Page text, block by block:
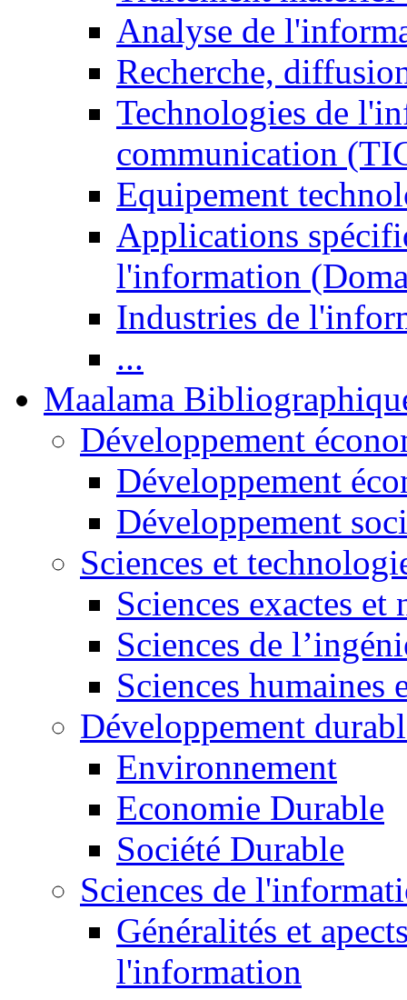
Analyse de
Recherche,
Technologies de
communication
Equipement
Applications
l'information
Industries de
...
Maalama
Développement
Développement
Développement
Sciences et
Sciences exactes et
Sciences de
Sciences humaines
Développement
Environnement
Economie Durable
Société Durable
Sciences de
Généralités et
l'information